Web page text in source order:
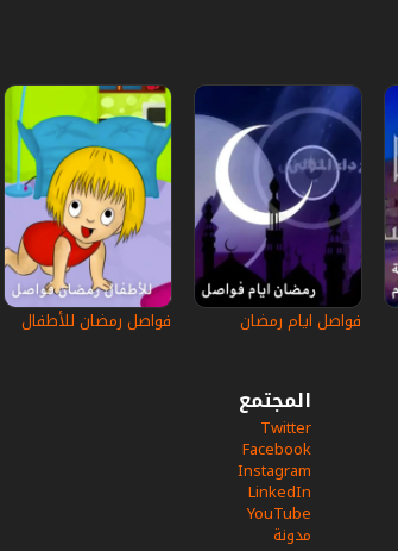
فواصل ايام رمضان فواصل رمضان للأطفال
المجتمع
Twitter
Facebook
Instagram
LinkedIn
YouTube
مدونة